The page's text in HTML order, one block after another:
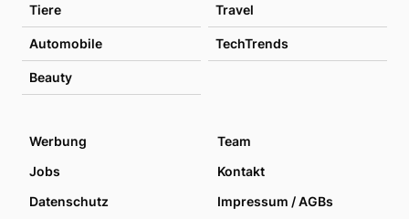
Tiere Travel
Automobile TechTrends
Beauty
Werbung
Team
Jobs
Kontakt
Datenschutz
Impressum / AGBs